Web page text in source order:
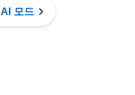
AI 모드